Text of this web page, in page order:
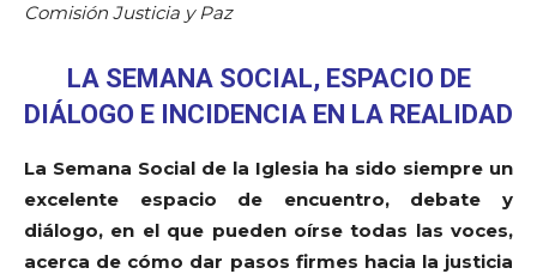
Comisión Justicia y Paz
LA SEMANA SOCIAL, ESPACIO DE
DIÁLOGO E INCIDENCIA EN LA REALIDAD
La Semana Social de la Iglesia ha sido siempre un
excelente espacio de encuentro, debate y
diálogo, en el que pueden oírse todas las voces,
acerca de cómo dar pasos firmes hacia la justicia